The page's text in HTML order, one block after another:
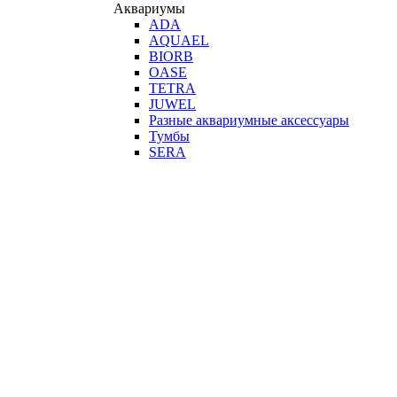
Аквариумы
ADA
AQUAEL
BIORB
OASE
TETRA
JUWEL
Разные аквариумные аксессуары
Тумбы
SERA